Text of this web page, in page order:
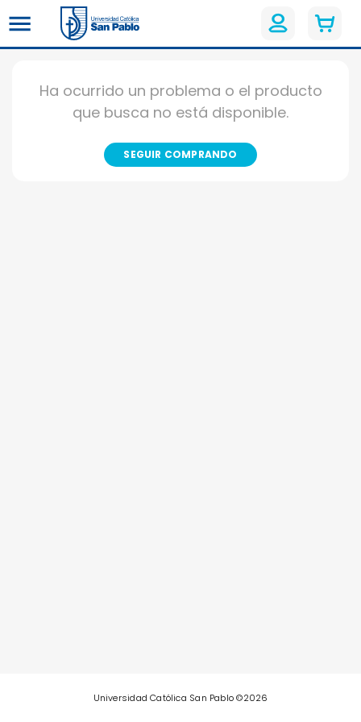
Ha ocurrido un problema o el producto
que busca no está disponible.
SEGUIR COMPRANDO
Universidad Católica San Pablo ©2026